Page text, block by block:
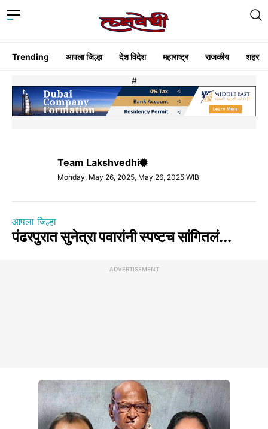
Trending आपला जिल्हा देश विदेश महाराष्ट्र राजकीय शहर
#
Team Lakshvedhi
Monday, May 26, 2025, May 26, 2025 WIB
आपला जिल्हा
पंढरपुरात सुनेत्रा पवारांनी स्पष्टच सांगितलं...
ADVERTISEMENT